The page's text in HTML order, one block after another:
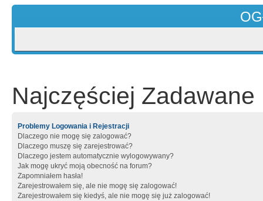
Najczęściej Zadawane
Problemy Logowania i Rejestracji
Dlaczego nie mogę się zalogować?
Dlaczego muszę się zarejestrować?
Dlaczego jestem automatycznie wylogowywany?
Jak mogę ukryć moją obecność na forum?
Zapomniałem hasła!
Zarejestrowałem się, ale nie mogę się zalogować!
Zarejestrowałem się kiedyś, ale nie mogę się już zalogować!